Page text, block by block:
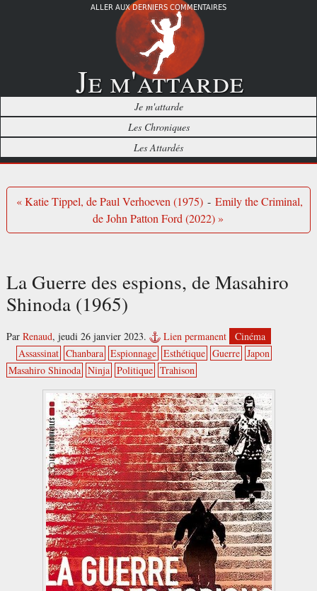
ALLER AUX DERNIERS COMMENTAIRES
Je m'attarde
Je m'attarde
Les Chroniques
Les Attardés
« Katie Tippel, de Paul Verhoeven (1975) - Emily the Criminal,
de John Patton Ford (2022) »
La Guerre des espions, de Masahiro
Shinoda (1965)
Par Renaud, jeudi 26 janvier 2023. Lien permanent
Cinéma
Assassinat Chanbara Espionnage Esthétique Guerre Japon
Masahiro Shinoda Ninja Politique Trahison